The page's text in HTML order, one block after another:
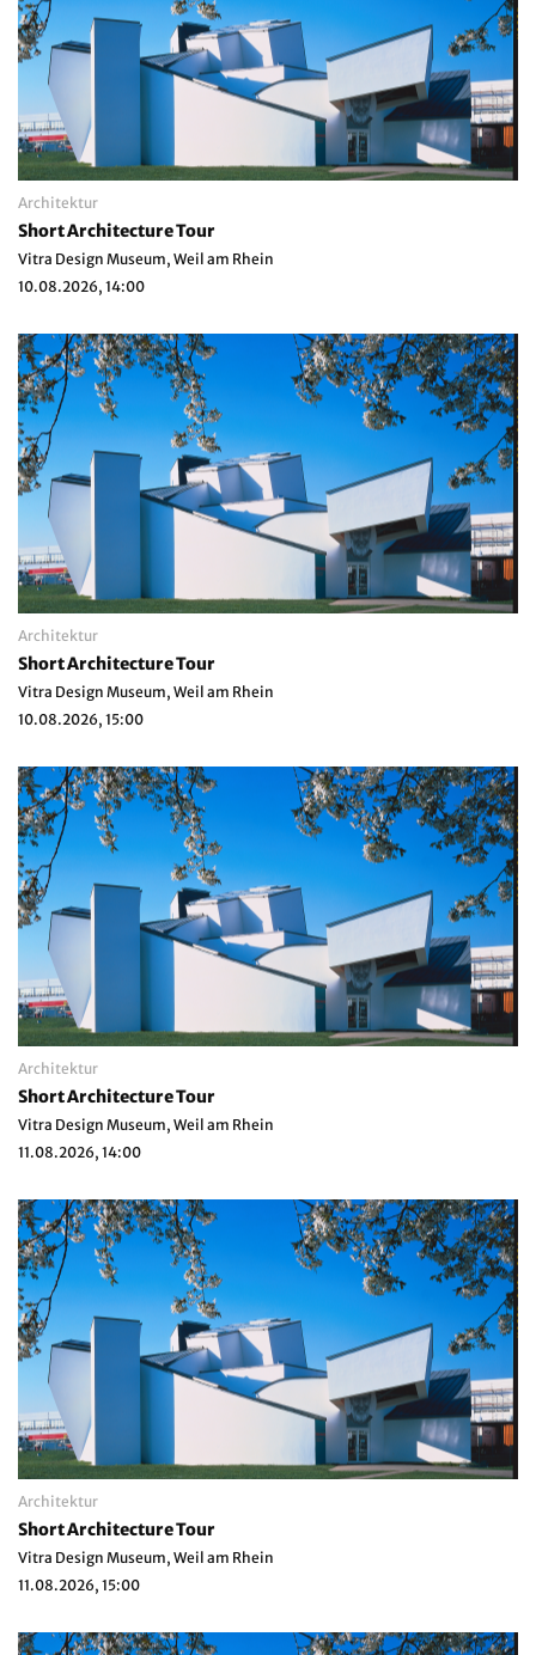
Architektur
Short Architecture Tour
Vitra Design Museum, Weil am Rhein
10.08.2026, 14:00
Architektur
Short Architecture Tour
Vitra Design Museum, Weil am Rhein
10.08.2026, 15:00
Architektur
Short Architecture Tour
Vitra Design Museum, Weil am Rhein
11.08.2026, 14:00
Architektur
Short Architecture Tour
Vitra Design Museum, Weil am Rhein
11.08.2026, 15:00